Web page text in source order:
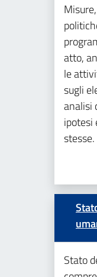
atto,
le
sugli
analisi
ipotesi
Stato